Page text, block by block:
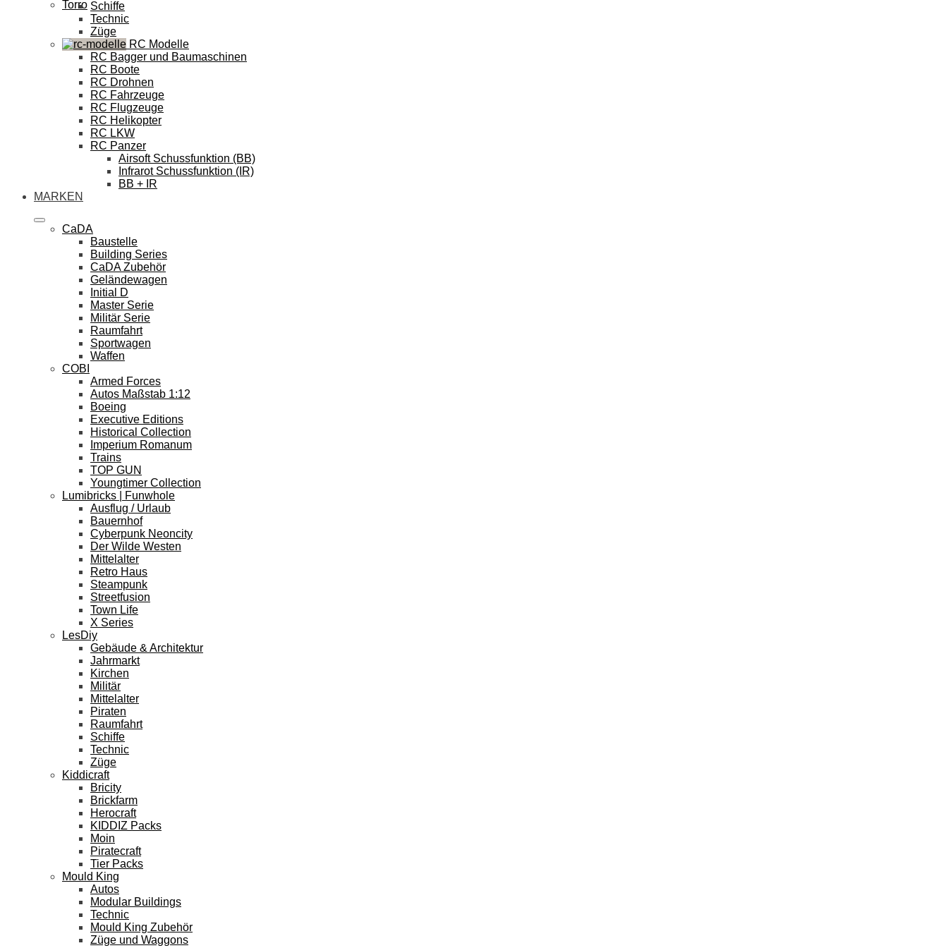
Torro Schiffe
Technic
Züge
RC Modelle
RC Bagger und Baumaschinen
RC Boote
RC Drohnen
RC Fahrzeuge
RC Flugzeuge
RC Helikopter
RC LKW
RC Panzer
Airsoft Schussfunktion (BB)
Infrarot Schussfunktion (IR)
BB + IR
MARKEN
CaDA
Baustelle
Building Series
CaDA Zubehör
Geländewagen
Initial D
Master Serie
Militär Serie
Raumfahrt
Sportwagen
Waffen
COBI
Armed Forces
Autos Maßstab 1:12
Boeing
Executive Editions
Historical Collection
Imperium Romanum
Trains
TOP GUN
Youngtimer Collection
Lumibricks | Funwhole
Ausflug / Urlaub
Bauernhof
Cyberpunk Neoncity
Der Wilde Westen
Mittelalter
Retro Haus
Steampunk
Streetfusion
Town Life
X Series
LesDiy
Gebäude & Architektur
Jahrmarkt
Kirchen
Militär
Mittelalter
Piraten
Raumfahrt
Schiffe
Technic
Züge
Kiddicraft
Bricity
Brickfarm
Herocraft
KIDDIZ Packs
Moin
Piratecraft
Tier Packs
Mould King
Autos
Modular Buildings
Technic
Mould King Zubehör
Züge und Waggons